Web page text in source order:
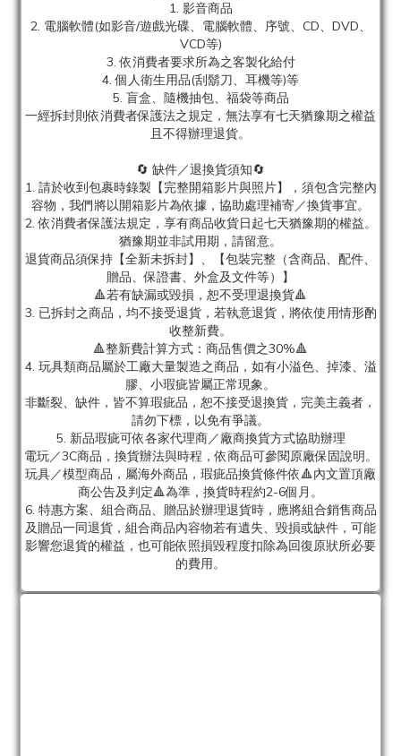
1. 影音商品
2. 電腦軟體(如影音/遊戲光碟、電腦軟體、序號、CD、DVD、
VCD等)
3. 依消費者要求所為之客製化給付
4. 個人衛生用品(刮鬍刀、耳機等)等
5. 盲盒、隨機抽包、福袋等商品
一經拆封則依消費者保護法之規定，無法享有七天猶豫期之權益
且不得辦理退貨。
🔄 缺件／退換貨須知🔄
1. 請於收到包裹時錄製【完整開箱影片與照片】，須包含完整內
容物，我們將以開箱影片為依據，協助處理補寄／換貨事宜。
2. 依消費者保護法規定，享有商品收貨日起七天猶豫期的權益。
猶豫期並非試用期，請留意。
退貨商品須保持【全新未拆封】、【包裝完整（含商品、配件、
贈品、保證書、外盒及文件等）】
🔺若有缺漏或毀損，恕不受理退換貨🔺
3. 已拆封之商品，均不接受退貨，若執意退貨，將依使用情形酌
收整新費。
🔺整新費計算方式：商品售價之30%🔺
4. 玩具類商品屬於工廠大量製造之商品，如有小溢色、掉漆、溢
膠、小瑕疵皆屬正常現象。
非斷裂、缺件，皆不算瑕疵品，恕不接受退換貨，完美主義者，
請勿下標，以免有爭議。
5. 新品瑕疵可依各家代理商／廠商換貨方式協助辦理
電玩／3C商品，換貨辦法與時程，依商品可參閱原廠保固說明。
玩具／模型商品，屬海外商品，瑕疵品換貨條件依🔺內文置頂廠
商公告及判定🔺為準，換貨時程約2-6個月。
6. 特惠方案、組合商品、贈品於辦理退貨時，應將組合銷售商品
及贈品一同退貨，組合商品內容物若有遺失、毀損或缺件，可能
影響您退貨的權益，也可能依照損毀程度扣除為回復原狀所必要
的費用。